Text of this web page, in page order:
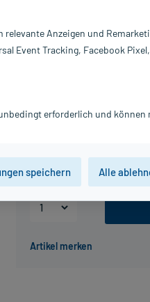
25 St 50 St
Hersteller:Anzeigen und
Event Tracking, Facebook
erforderlich und
speichern Alle